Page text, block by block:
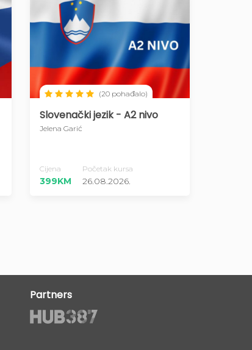
(20 pohađalo)
Slovenački jezik - A2 nivo
Jelena Garić
Cijena Početak kursa
399KM 26.08.2026.
Partners